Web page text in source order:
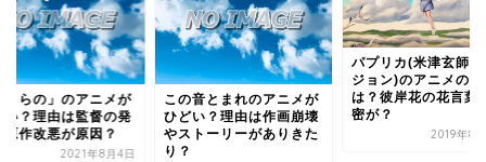
くらの」のアニメが
い？理由は監督の発
原作改悪が原因？
2021年8月4日
この音とまれのアニメが
ひどい？理由は作画崩壊
やストーリーがありきた
り？
パプリカ(米津玄師
ジョン)のアニメの
は？彼岸花の花言葉
密が？
2019年8